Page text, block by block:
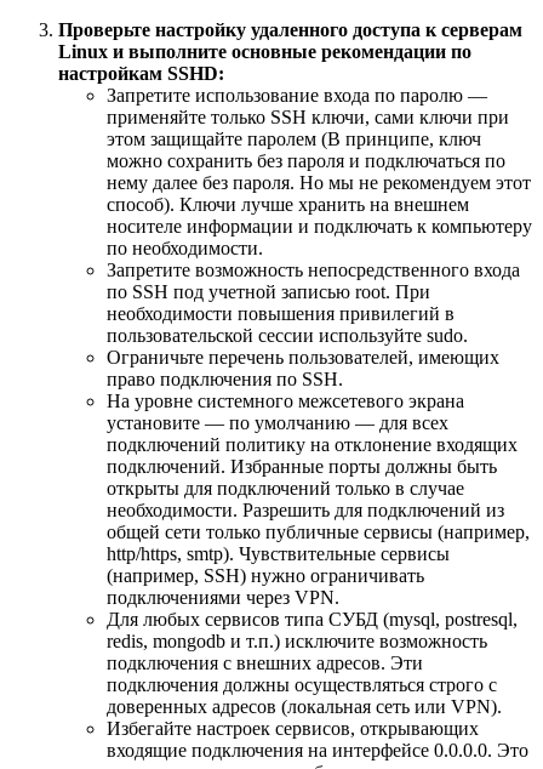
Проверьте настройку удаленного доступа к серверам
Linux и выполните основные рекомендации по
настройкам SSHD:
Запретите использование входа по паролю —
применяйте только SSH ключи, сами ключи при
этом защищайте паролем (В принципе, ключ
можно сохранить без пароля и подключаться по
нему далее без пароля. Но мы не рекомендуем этот
способ). Ключи лучше хранить на внешнем
носителе информации и подключать к компьютеру
по необходимости.
Запретите возможность непосредственного входа
по SSH под учетной записью root. При
необходимости повышения привилегий в
пользовательской сессии используйте sudo.
Ограничьте перечень пользователей, имеющих
право подключения по SSH.
На уровне системного межсетевого экрана
установите — по умолчанию — для всех
подключений политику на отклонение входящих
подключений. Избранные порты должны быть
открыты для подключений только в случае
необходимости. Разрешить для подключений из
общей сети только публичные сервисы (например,
http/https, smtp). Чувствительные сервисы
(например, SSH) нужно ограничивать
подключениями через VPN.
Для любых сервисов типа СУБД (mysql, postresql,
redis, mongodb и т.п.) исключите возможность
подключения с внешних адресов. Эти
подключения должны осуществляться строго с
доверенных адресов (локальная сеть или VPN).
Избегайте настроек сервисов, открывающих
входящие подключения на интерфейсе 0.0.0.0. Это